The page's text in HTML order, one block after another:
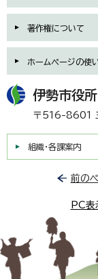
著作権について
ホームページの使
伊勢市役所
〒516-8601
組織・各課案内
前の
PC表